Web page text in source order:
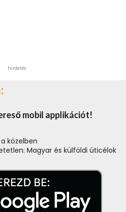
hirdetés
mobil applikációt!
közelben
Magyar és külföldi úticélok